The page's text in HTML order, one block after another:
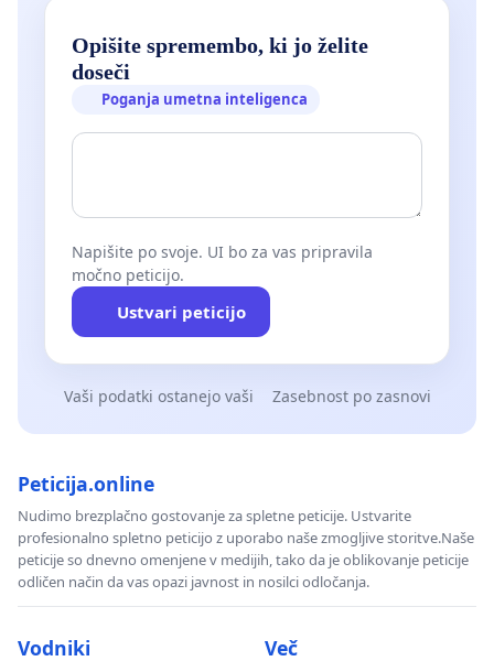
Opišite spremembo, ki jo želite
doseči
Poganja umetna inteligenca
Napišite po svoje. UI bo za vas pripravila
močno peticijo.
Ustvari peticijo
Vaši podatki ostanejo vaši Zasebnost po zasnovi
Peticija.online
Nudimo brezplačno gostovanje za spletne peticije. Ustvarite
profesionalno spletno peticijo z uporabo naše zmogljive storitve.Naše
peticije so dnevno omenjene v medijih, tako da je oblikovanje peticije
odličen način da vas opazi javnost in nosilci odločanja.
Vodniki Več